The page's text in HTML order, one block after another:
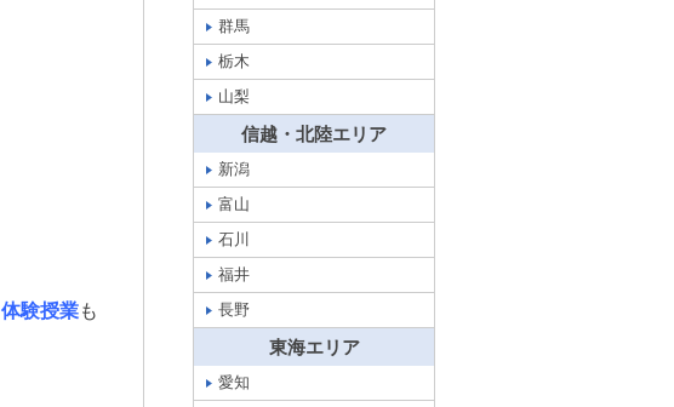
体験授業も
群馬
栃木
山梨
信越・北陸エリア
新潟
富山
石川
福井
長野
東海エリア
愛知